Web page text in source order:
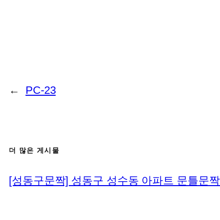
← PC-23
더 많은 게시물
[성동구문짝] 성동구 성수동 아파트 문틀문